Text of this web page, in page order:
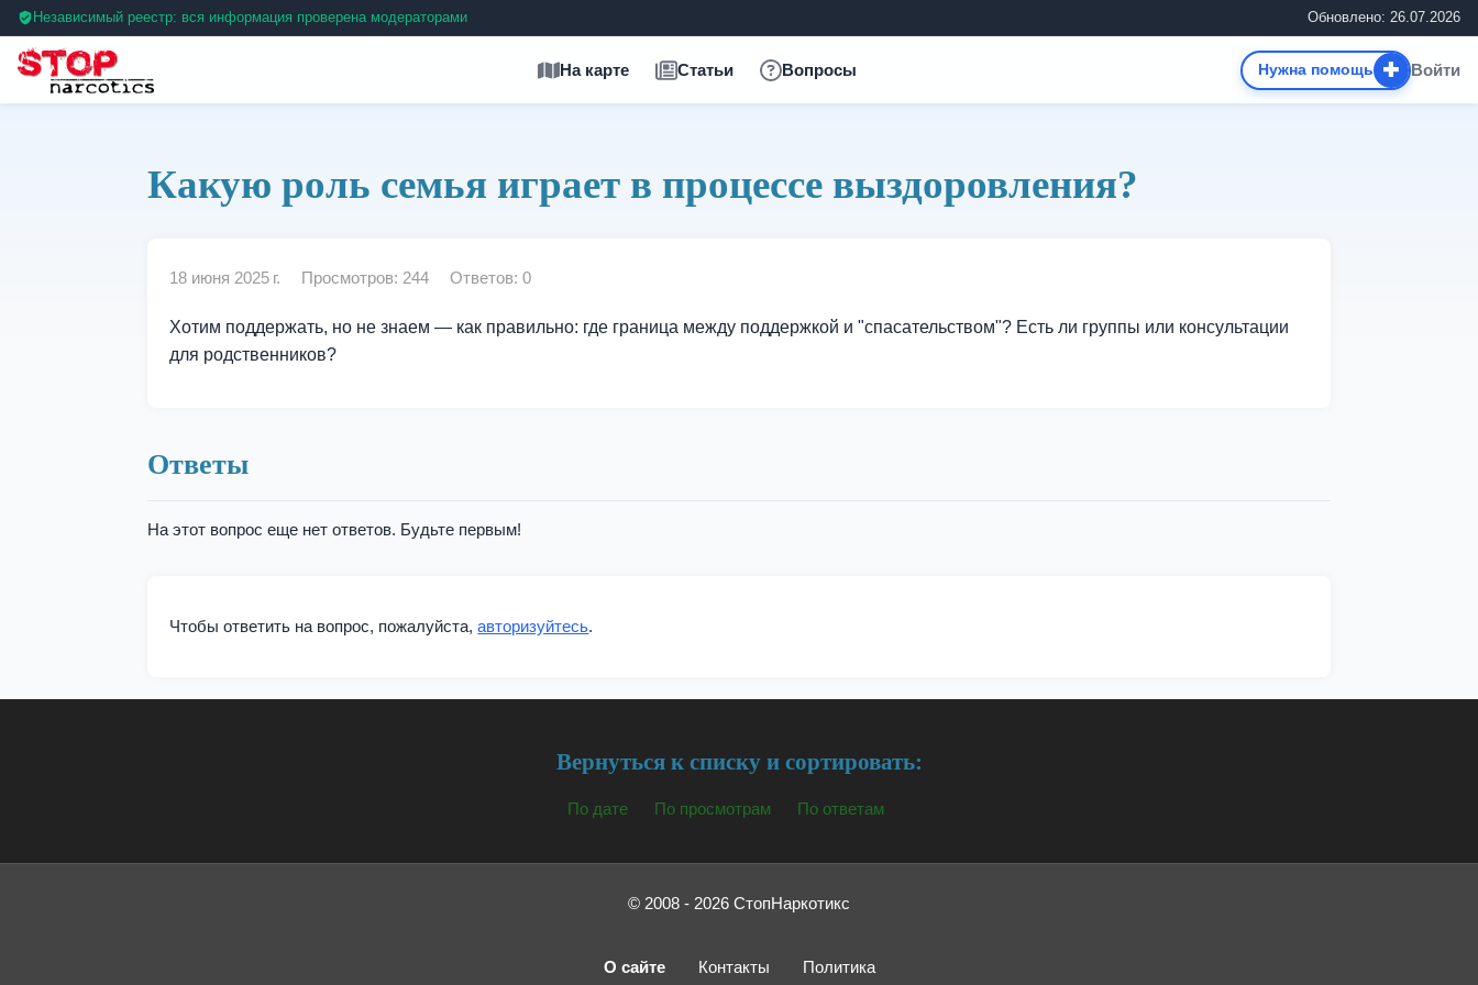
Независимый реестр: вся информация проверена модераторами Обновлено: 26.07.2026
На карте Статьи Вопросы Нужна помощь ✚ Войти
Какую роль семья играет в процессе выздоровления?
18 июня 2025 г. Просмотров: 244 Ответов: 0
Хотим поддержать, но не знаем — как правильно: где граница между поддержкой и "спасательством"? Есть ли группы или консультации
для родственников?
Ответы
На этот вопрос еще нет ответов. Будьте первым!
Чтобы ответить на вопрос, пожалуйста,авторизуйтесь.
Вернуться к списку и сортировать:
По дате По просмотрам По ответам
© 2008 - 2026 СтопНаркотикс
О сайте Контакты Политика